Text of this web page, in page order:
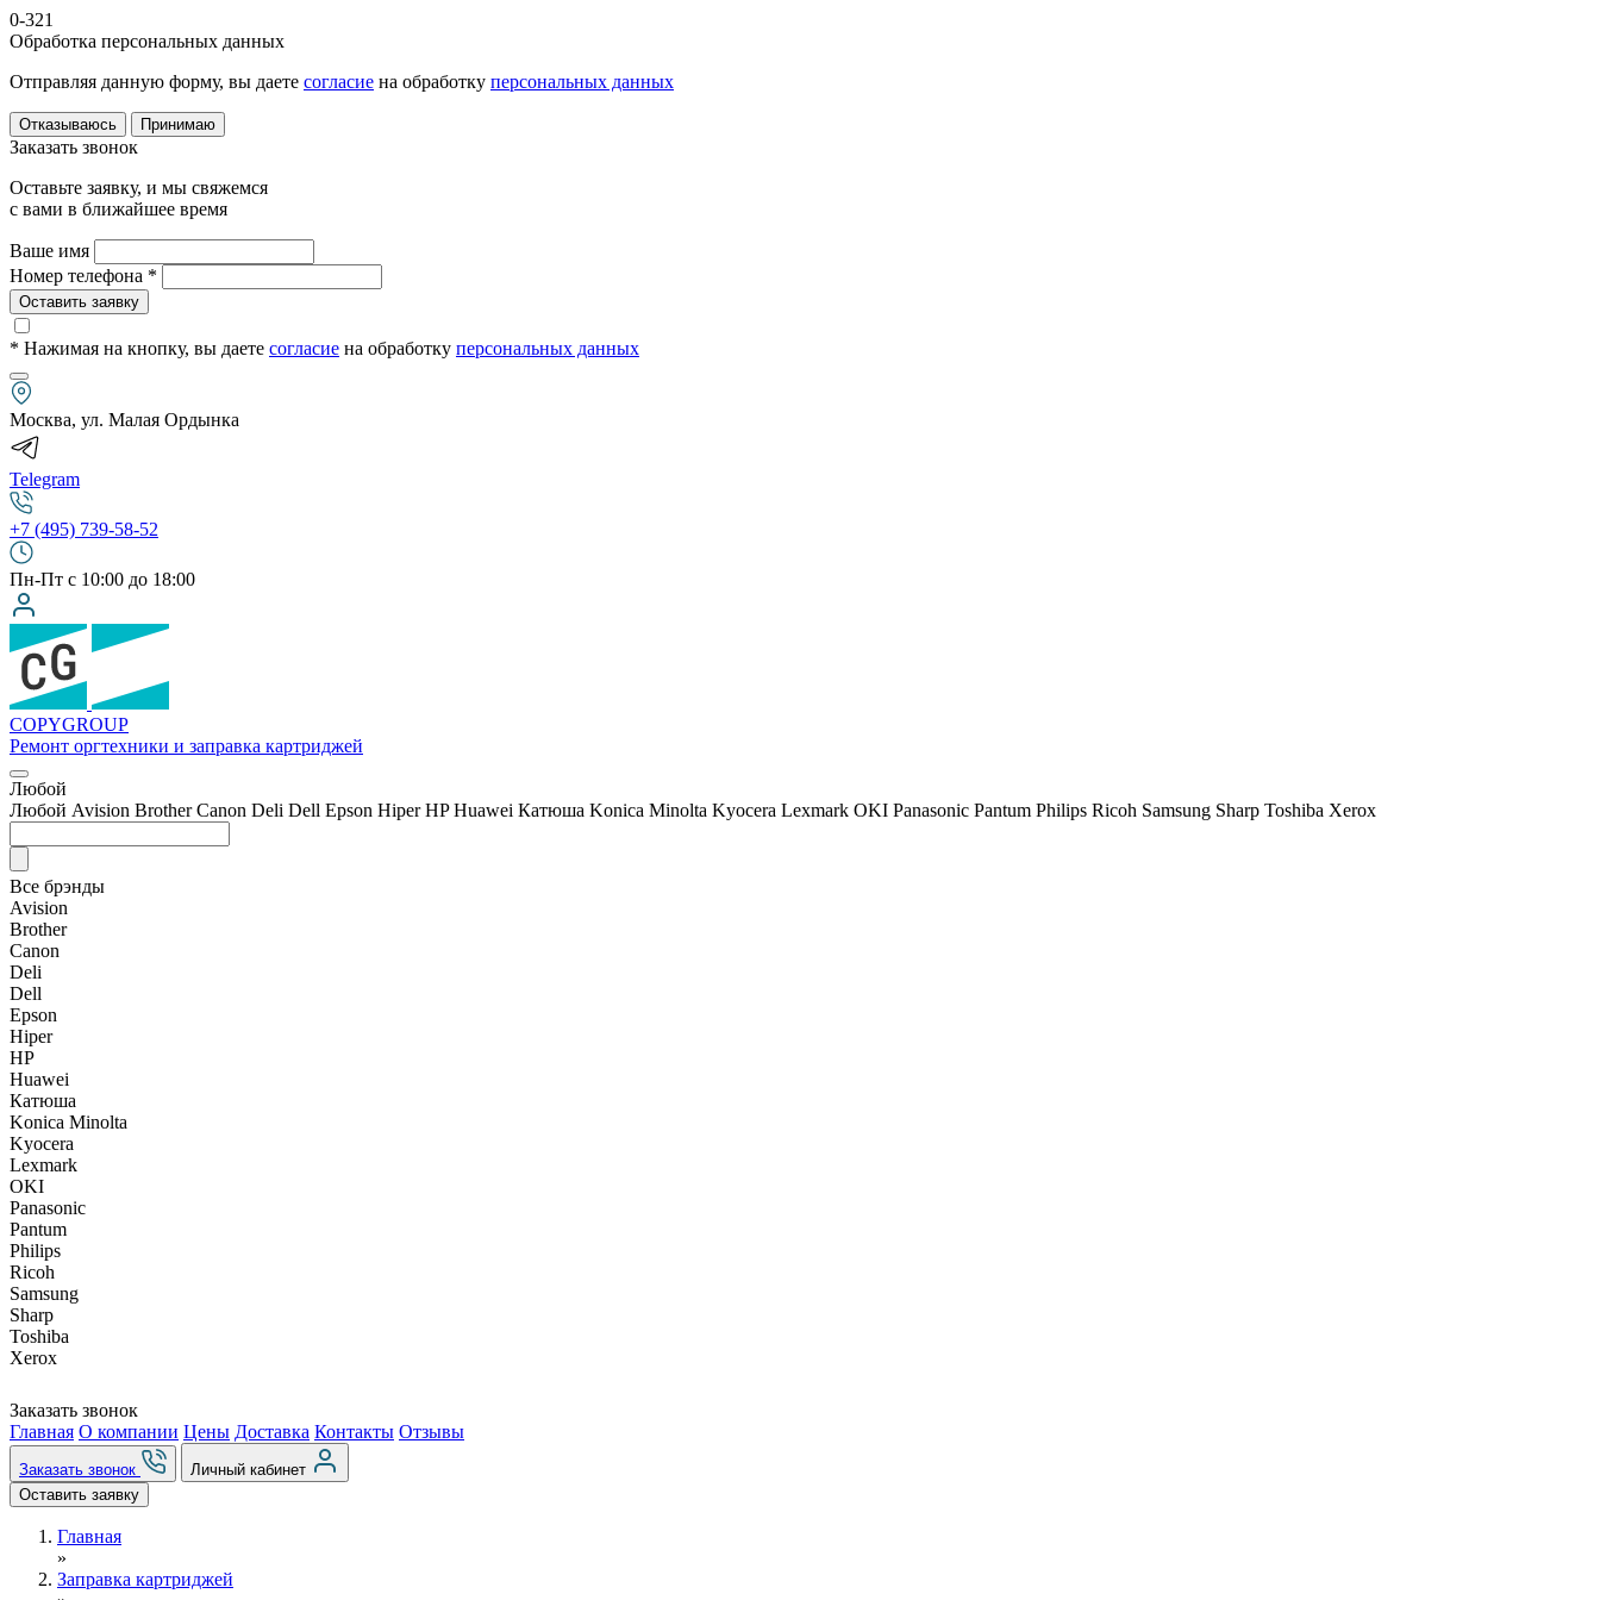
0-321
Обработка персональных данных
Отправляя данную форму, вы даете согласие на обработку персональных данных
Отказываюсь Принимаю
Заказать звонок
Оставьте заявку, и мы свяжемся
с вами в ближайшее время
Ваше имя
Номер телефона *
Оставить заявку
* Нажимая на кнопку, вы даете согласие на обработку персональных данных
Москва, ул. Малая Ордынка
Telegram
+7 (495) 739-58-52
Пн-Пт с 10:00 до 18:00
COPYGROUP
Ремонт оргтехники и заправка картриджей
Любой
Любой Avision Brother Canon Deli Dell Epson Hiper HP Huawei Катюша Konica Minolta Kyocera Lexmark OKI Panasonic Pantum Philips Ricoh Samsung Sharp Toshiba Xerox
Все брэнды
Avision
Brother
Canon
Deli
Dell
Epson
Hiper
HP
Huawei
Катюша
Konica Minolta
Kyocera
Lexmark
OKI
Panasonic
Pantum
Philips
Ricoh
Samsung
Sharp
Toshiba
Xerox
Заказать звонок
Главная О компании Цены Доставка Контакты Отзывы
Заказать звонок
Личный кабинет
Оставить заявку
Главная
»
Заправка картриджей